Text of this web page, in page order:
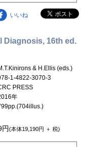
いいね
Diagnosis, 16th ed.
& H.Ellis (eds.)
1-4822-3070-3
PRESS
年
円(本体19,190円 ＋ 税)